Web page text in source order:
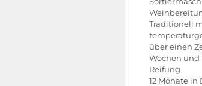
Traditionell
über einen
Wochen
Reifung
12 Monate in